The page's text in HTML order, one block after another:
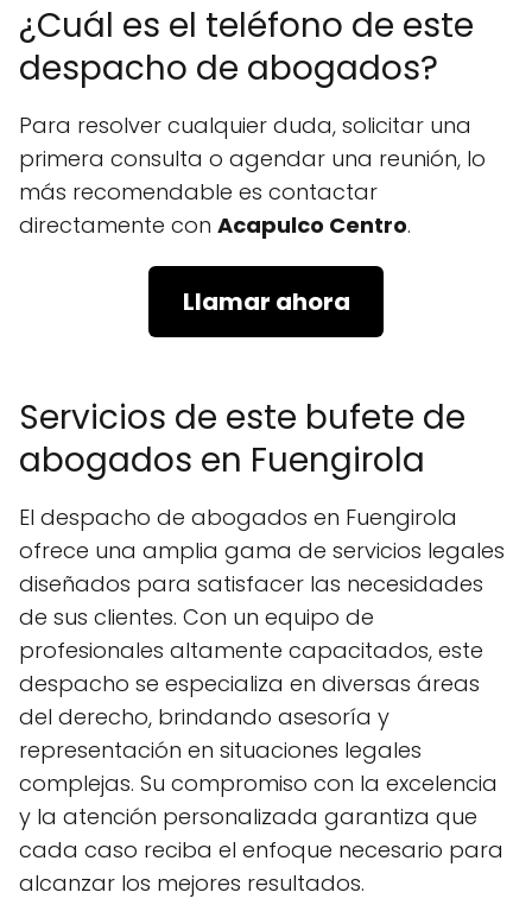
¿Cuál es el teléfono de este
despacho de abogados?
Para resolver cualquier duda, solicitar una
primera consulta o agendar una reunión, lo
más recomendable es contactar
directamente con Acapulco Centro.
Llamar ahora
Servicios de este bufete de
abogados en Fuengirola
El despacho de abogados en Fuengirola
ofrece una amplia gama de servicios legales
diseñados para satisfacer las necesidades
de sus clientes. Con un equipo de
profesionales altamente capacitados, este
despacho se especializa en diversas áreas
del derecho, brindando asesoría y
representación en situaciones legales
complejas. Su compromiso con la excelencia
y la atención personalizada garantiza que
cada caso reciba el enfoque necesario para
alcanzar los mejores resultados.